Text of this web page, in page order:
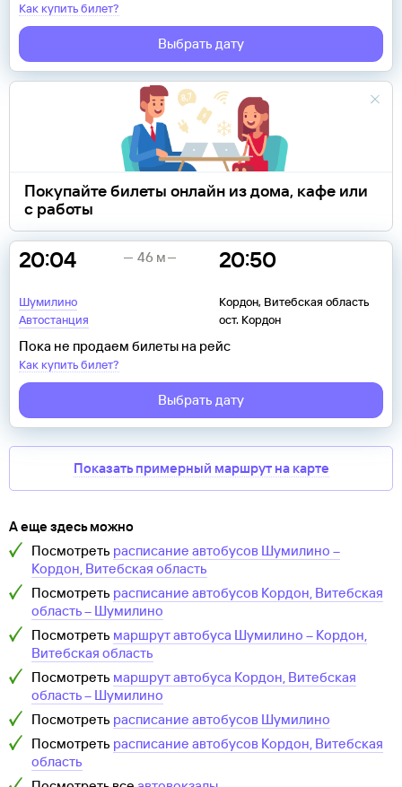
Как купить билет?
Выбрать дату
Покупайте билеты онлайн из дома, кафе или
с работы
20:04
Шумилино
Автостанция
20:50
Кордон, Витебская область
ост. Кордон
46 м
Пока не продаем билеты на рейс
Как купить билет?
Выбрать дату
Показать примерный маршрут на карте
А еще здесь можно
Посмотреть расписание автобусов Шумилино –
Кордон, Витебская область
Посмотреть расписание автобусов Кордон, Витебская
область– Шумилино
Посмотреть маршрут автобуса Шумилино – Кордон,
Витебская область
Посмотреть маршрут автобуса Кордон, Витебская
область– Шумилино
Посмотреть расписание автобусов Шумилино
Посмотреть расписание автобусов Кордон, Витебская
область